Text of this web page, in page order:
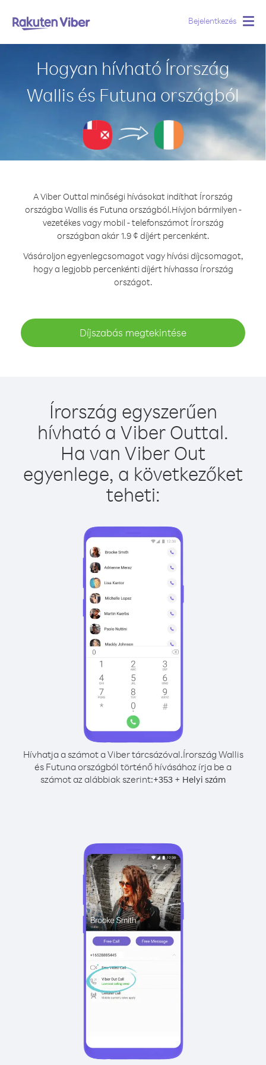
Bejelentkezés
Hogyan hívható Írország
Wallis és Futuna országból
A Viber Outtal minőségi hívásokat indíthat Írország
országba Wallis és Futuna országból.Hívjon bármilyen -
vezetékes vagy mobil - telefonszámot Írország
országban akár 1.9 ¢ díjért percenként.
Vásároljon egyenlegcsomagot vagy hívási díjcsomagot,
hogy a legjobb percenkénti díjért hívhassa Írország
országot.
Díjszabás megtekintése
Írország egyszerűen
hívható a Viber Outtal.
Ha van Viber Out
egyenlege, a következőket
teheti:
Hívhatja a számot a Viber tárcsázóval.Írország Wallis
és Futuna országból történő hívásához írja be a
számot az alábbiak szerint:+353 + Helyi szám